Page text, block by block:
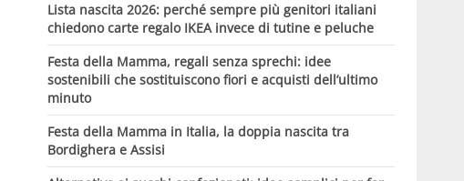
Lista nascita 2026: perché sempre più genitori italiani
chiedono carte regalo IKEA invece di tutine e peluche
Festa della Mamma, regali senza sprechi: idee
sostenibili che sostituiscono fiori e acquisti dell’ultimo
minuto
Festa della Mamma in Italia, la doppia nascita tra
Bordighera e Assisi